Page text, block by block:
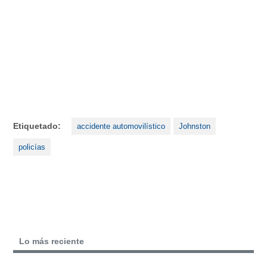
Etiquetado: accidente automovilístico Johnston
policías
Lo más reciente